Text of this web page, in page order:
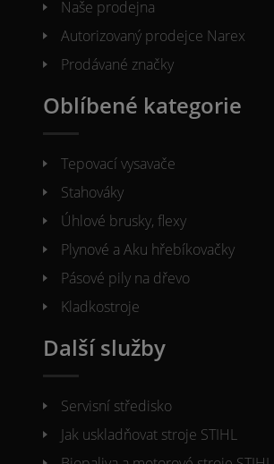
Naše prodejna
Autorizovaný prodejce Narex
Prodávané značky
Oblíbené kategorie
Tepovací vysavače
Stahováky
Úhlové brusky, flexy
Plynové a Aku hřebíkovačky
Pásové pily na dřevo
Kladkostroje
Další služby
Servisní středisko
Jak uskladňovat stroje STIHL